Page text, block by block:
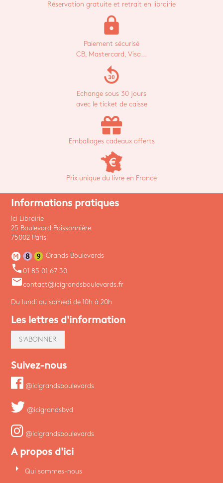
Réservation gratuite et retrait en librairie
lock
Paiement sécurisé
CB, Mastercard, Visa...
replay_30
Echange sous 30 jours
avec le ticket de caisse
Emballages cadeaux offerts
Prix unique du livre en France
Informations pratiques
Ici Librairie
25 Boulevard Poissonnière
75002 Paris
Grands Boulevards
phone 01 85 01 67 30
emailcontact@icigrandsboulevards.fr
Du lundi au samedi de 10h à 20h
Les lettres d'information
S'ABONNER
Suivez-nous
@icigrandsboulevards
@icigrandsbvd
@icigrandsboulevards
A propos d'ici
arrow_right Qui sommes-nous